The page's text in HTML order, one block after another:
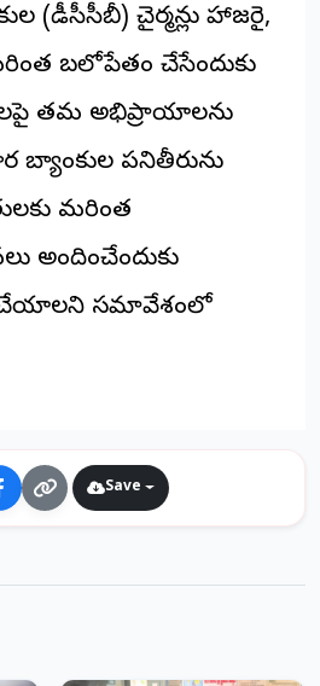
(డీసీసీబీ) చైర్మన్లు హాజరై,
బలోపేతం చేసేందుకు
తమ అభిప్రాయాలను
బ్యాంకుల పనితీరును
మరింత
అందించేందుకు
సమావేశంలో
Save